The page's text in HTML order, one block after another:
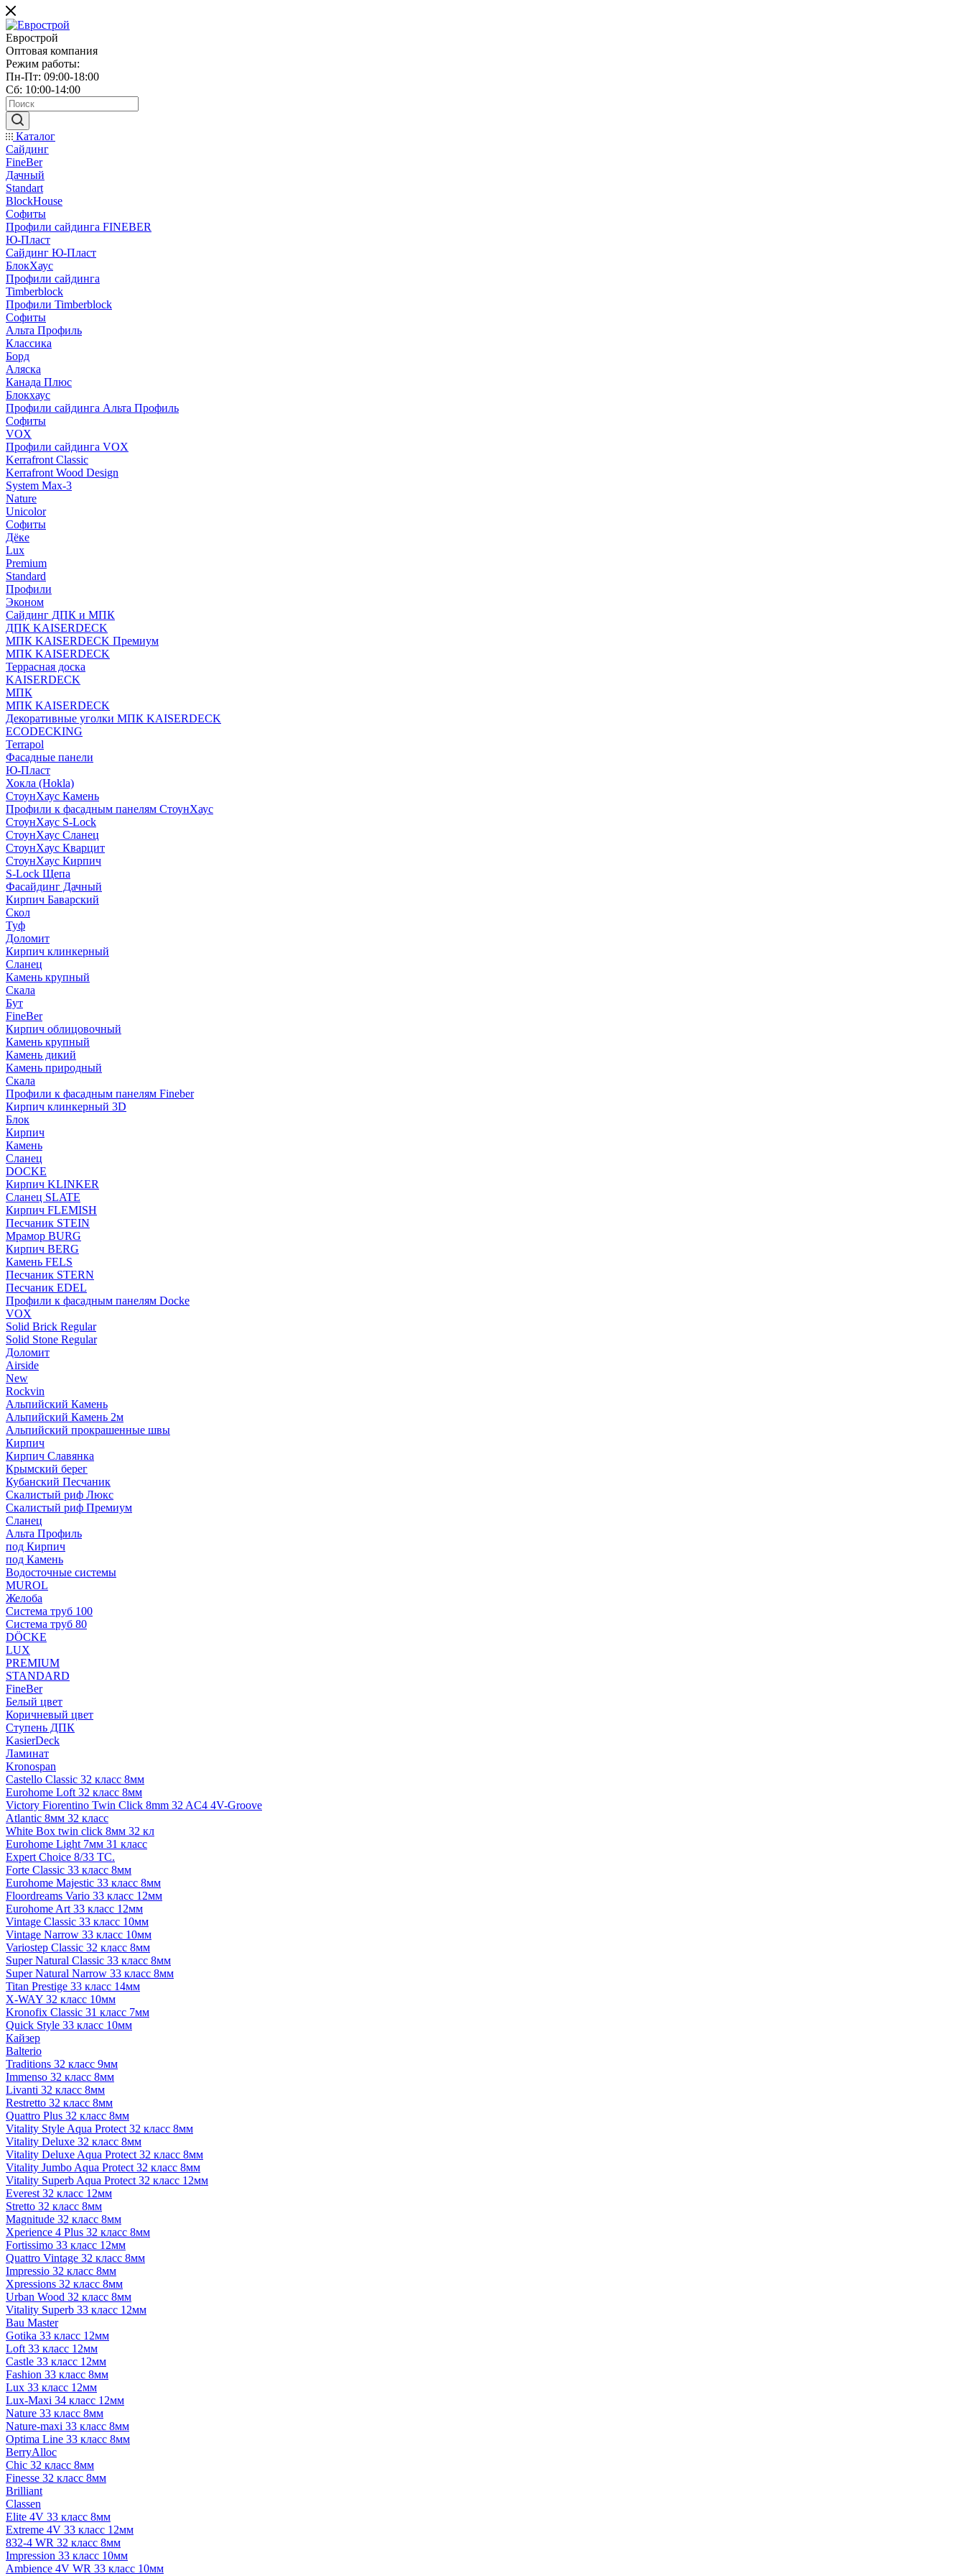
Еврострой
Оптовая компания
Режим работы:
Пн-Пт: 09:00-18:00
Сб: 10:00-14:00
Каталог
Сайдинг
FineBer
Дачный
Standart
BlockHouse
Софиты
Профили сайдинга FINEBER
Ю-Пласт
Сайдинг Ю-Пласт
БлокХаус
Профили сайдинга
Timberblock
Профили Timberblock
Софиты
Альта Профиль
Классика
Борд
Аляска
Канада Плюс
Блокхаус
Профили сайдинга Альта Профиль
Софиты
VOX
Профили сайдинга VOX
Kerrafront Classic
Kerrafront Wood Design
System Max-3
Nature
Unicolor
Софиты
Дёке
Lux
Premium
Standard
Профили
Эконом
Сайдинг ДПК и МПК
ДПК KAISERDECK
МПК KAISERDECK Премиум
МПК KAISERDECK
Террасная доска
KAISERDECK
МПК
МПК KAISERDECK
Декоративные уголки МПК KAISERDECK
ECODECKING
Terrapol
Фасадные панели
Ю-Пласт
Хокла (Hokla)
СтоунХаус Камень
Профили к фасадным панелям СтоунХаус
СтоунХаус S-Lock
СтоунХаус Сланец
СтоунХаус Кварцит
СтоунХаус Кирпич
S-Lock Щепа
Фасайдинг Дачный
Кирпич Баварский
Скол
Туф
Доломит
Кирпич клинкерный
Сланец
Камень крупный
Скала
Бут
FineBer
Кирпич облицовочный
Камень крупный
Камень дикий
Камень природный
Скала
Профили к фасадным панелям Fineber
Кирпич клинкерный 3D
Блок
Кирпич
Камень
Сланец
DOCKE
Кирпич KLINKER
Сланец SLATE
Кирпич FLEMISH
Пес­ча­ник STEIN
Мрамор BURG
Кирпич BERG
Камень FELS
Пес­ча­ник STERN
Пес­ча­ник EDEL
Профили к фасадным панелям Docke
VOX
Solid Brick Regular
Solid Stone Regular
Доломит
Airside
New
Rockvin
Альпийский Камень
Альпийский Камень 2м
Альпийский прокрашенные швы
Кирпич
Кирпич Славянка
Крымский берег
Кубанский Песчаник
Скалистый риф Люкс
Скалистый риф Премиум
Сланец
Альта Профиль
под Кирпич
под Камень
Водосточные системы
MUROL
Желоба
Система труб 100
Система труб 80
DÖCKE
LUX
PREMIUM
STANDARD
FineBer
Белый цвет
Коричневый цвет
Ступень ДПК
KasierDeck
Ламинат
Kronospan
Castello Classic 32 класс 8мм
Eurohome Loft 32 класс 8мм
Victory Fiorentino Twin Click 8mm 32 AC4 4V-Groove
Atlantic 8мм 32 класс
White Box twin click 8мм 32 кл
Eurohome Light 7мм 31 класс
Expert Choice 8/33 TC.
Forte Classic 33 класс 8мм
Eurohome Majestic 33 класс 8мм
Floordreams Vario 33 класс 12мм
Eurohome Art 33 класс 12мм
Vintage Classic 33 класс 10мм
Vintage Narrow 33 класс 10мм
Variostep Classic 32 класс 8мм
Super Natural Classic 33 класс 8мм
Super Natural Narrow 33 класс 8мм
Titan Prestige 33 класс 14мм
X-WAY 32 класс 10мм
Kronofix Classic 31 класс 7мм
Quick Style 33 класс 10мм
Кайзер
Balterio
Traditions 32 класс 9мм
Immenso 32 класс 8мм
Livanti 32 класс 8мм
Restretto 32 класс 8мм
Quattro Plus 32 класс 8мм
Vitality Style Aqua Protect 32 класс 8мм
Vitality Deluxe 32 класс 8мм
Vitality Deluxe Aqua Protect 32 класс 8мм
Vitality Jumbo Aqua Protect 32 класс 8мм
Vitality Superb Aqua Protect 32 класс 12мм
Everest 32 класс 12мм
Stretto 32 класс 8мм
Magnitude 32 класс 8мм
Xperience 4 Plus 32 класс 8мм
Fortissimo 33 класс 12мм
Quattro Vintage 32 класс 8мм
Impressio 32 класс 8мм
Xpressions 32 класс 8мм
Urban Wood 32 класс 8мм
Vitality Superb 33 класс 12мм
Bau Master
Gotika 33 класс 12мм
Loft 33 класс 12мм
Castle 33 класс 12мм
Fashion 33 класс 8мм
Lux 33 класс 12мм
Lux-Maxi 34 класс 12мм
Nature 33 класс 8мм
Nature-maxi 33 класс 8мм
Optima Line 33 класс 8мм
BerryAlloc
Chic 32 класс 8мм
Finesse 32 класс 8мм
Brilliant
Classen
Elite 4V 33 класс 8мм
Extreme 4V 33 класс 12мм
832-4 WR 32 класс 8мм
Impression 33 класс 10мм
Ambience 4V WR 33 класс 10мм